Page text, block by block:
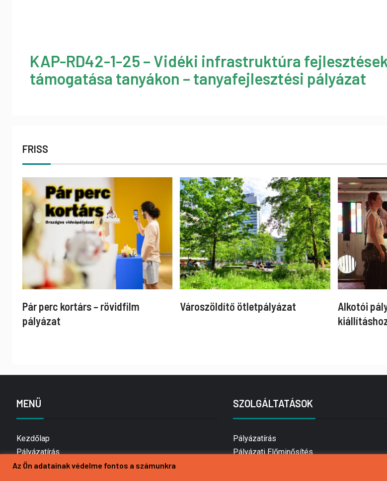
KAP-RD42-1-25 – Vidéki infrastruktúra
támogatása tanyákon – tanyafejlesztési pályázat
FRISS
Pár perc kortárs – rövidfilm
pályázat
Városzöldítő ötletpályázat
Alkotói
MENÜ
Kezdőlap
Pályázatírás
Bemutatkozás
SZOLGÁLTATÁSOK
Pályázatírás
Pályázati Előminősítés
Az Ön adatainak védelme fontos a számunkra